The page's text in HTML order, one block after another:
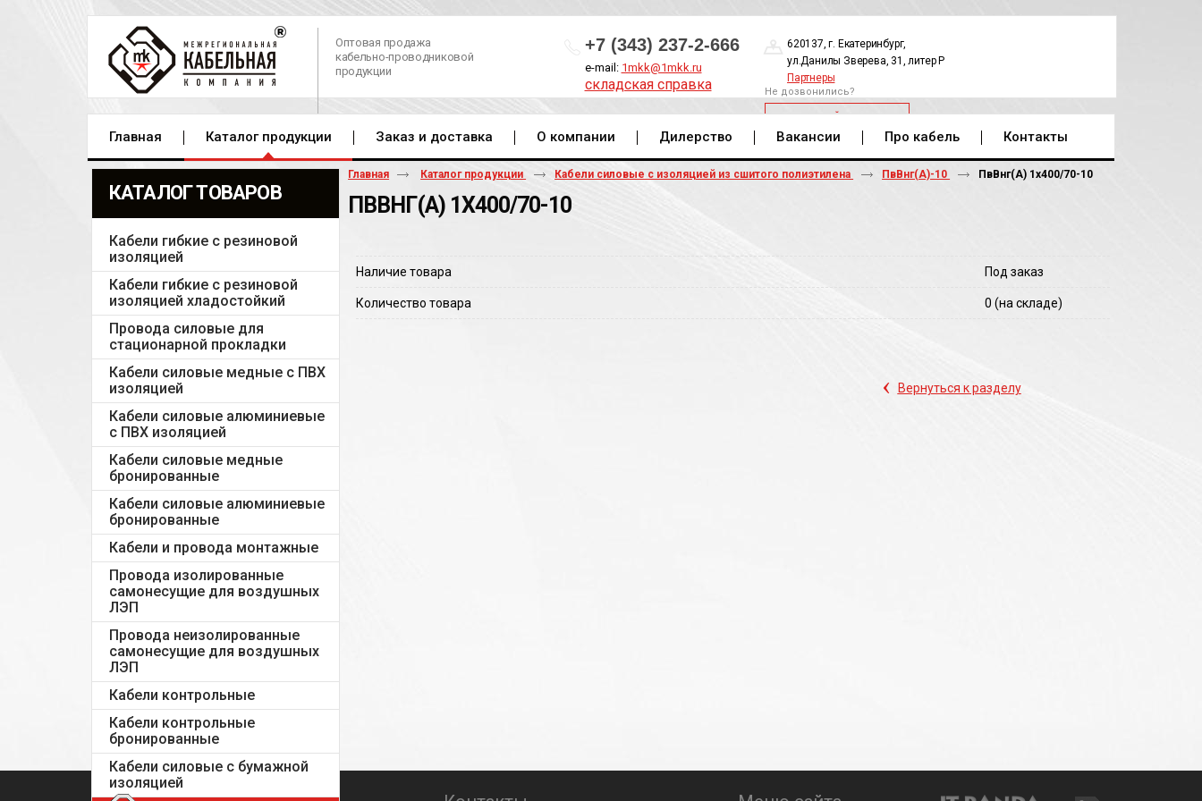
Оптовая продажа
кабельно-проводниковой
продукции
+7 (343) 237-2-666
e-mail: 1mkk@1mkk.ru
складская справка
620137, г. Екатеринбург,
ул.Данилы Зверева, 31, литер Р
Партнеры
Не дозвонились?
ОБРАТНЫЙ ЗВОНОК
Главная Каталог продукции Заказ и доставка О компании Дилерство Вакансии Про кабель Контакты
КАТАЛОГ ТОВАРОВ
Кабели гибкие с резиновой
изоляцией
Кабели гибкие с резиновой
изоляцией хладостойкий
Провода силовые для
стационарной прокладки
Кабели силовые медные с ПВХ
изоляцией
Кабели силовые алюминиевые
с ПВХ изоляцией
Кабели силовые медные
бронированные
Кабели силовые алюминиевые
бронированные
Кабели и провода монтажные
Провода изолированные
самонесущие для воздушных
ЛЭП
Провода неизолированные
самонесущие для воздушных
ЛЭП
Кабели контрольные
Кабели контрольные
бронированные
Кабели силовые с бумажной
изоляцией
Главная Каталог продукции Кабели силовые с изоляцией из сшитого полиэтилена ПвВнг(А)-10 ПвВнг(A) 1х400/70-10
ПВВНГ(A) 1Х400/70-10
Наличие товара Под заказ
Количество товара 0 (на складе)
‹ Вернуться к разделу